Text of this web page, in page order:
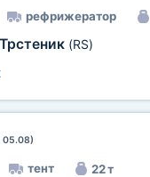
рефрижератор
Трстеник (RS)
05.08)
тент 22 т